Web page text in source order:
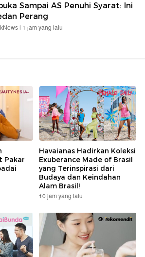
Sampai AS Penuhi Syarat: Ini
Perang
| 1 jam yang lalu
Pakar
Havaianas Hadirkan Koleksi
Exuberance Made of Brasil
yang Terinspirasi dari
Budaya dan Keindahan
Alam Brasil!
10 jam yang lalu